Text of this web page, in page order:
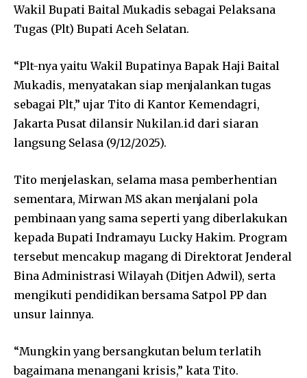
Wakil Bupati Baital Mukadis sebagai Pelaksana
Tugas (Plt) Bupati Aceh Selatan.
“Plt-nya yaitu Wakil Bupatinya Bapak Haji Baital
Mukadis, menyatakan siap menjalankan tugas
sebagai Plt,” ujar Tito di Kantor Kemendagri,
Jakarta Pusat dilansir Nukilan.id dari siaran
langsung Selasa (9/12/2025).
Tito menjelaskan, selama masa pemberhentian
sementara, Mirwan MS akan menjalani pola
pembinaan yang sama seperti yang diberlakukan
kepada Bupati Indramayu Lucky Hakim. Program
tersebut mencakup magang di Direktorat Jenderal
Bina Administrasi Wilayah (Ditjen Adwil), serta
mengikuti pendidikan bersama Satpol PP dan
unsur lainnya.
“Mungkin yang bersangkutan belum terlatih
bagaimana menangani krisis,” kata Tito.